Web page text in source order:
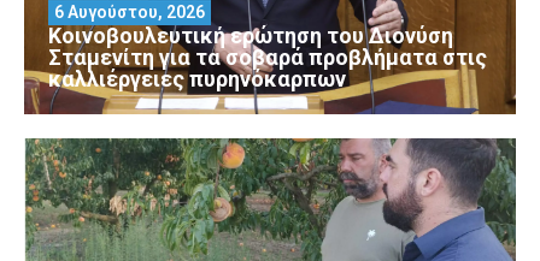
Κοινοβουλευτική ερώτηση του Διονύση
Σταμενίτη για τα σοβαρά προβλήματα στις
καλλιέργειες πυρηνόκαρπων
6 Αυγούστου, 2026